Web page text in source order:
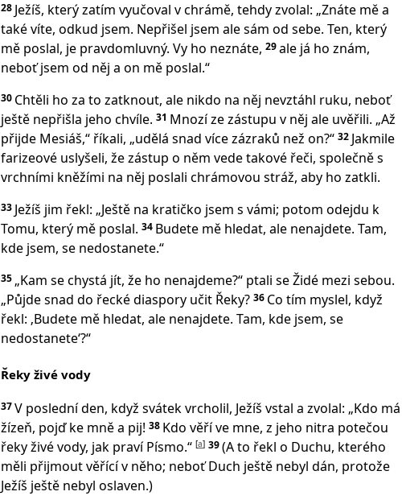
28 Ježíš, který zatím vyučoval v chrámě, tehdy zvolal: „Znáte mě a
také víte, odkud jsem. Nepřišel jsem ale sám od sebe. Ten, který
mě poslal, je pravdomluvný. Vy ho neznáte, 29ale já ho znám,
neboť jsem od něj a on mě poslal.“
30 Chtěli ho za to zatknout, ale nikdo na něj nevztáhl ruku, neboť
ještě nepřišla jeho chvíle. 31 Mnozí ze zástupu v něj ale uvěřili. „Až
přijde Mesiáš,“ říkali, „udělá snad více zázraků než on?“ 32 Jakmile
farizeové uslyšeli, že zástup o něm vede takové řeči, společně s
vrchními kněžími na něj poslali chrámovou stráž, aby ho zatkli.
33 Ježíš jim řekl: „Ještě na kratičko jsem s vámi; potom odejdu k
Tomu, který mě poslal. 34 Budete mě hledat, ale nenajdete. Tam,
kde jsem, se nedostanete.“
35 „Kam se chystá jít, že ho nenajdeme?“ ptali se Židé mezi sebou.
„Půjde snad do řecké diaspory učit Řeky? 36 Co tím myslel, když
řekl: ‚Budete mě hledat, ale nenajdete. Tam, kde jsem, se
nedostanete‘?“
Řeky živé vody
37V poslední den, když svátek vrcholil, Ježíš vstal a zvolal: „Kdo má
žízeň, pojď ke mně a pij! 38 Kdo věří ve mne, z jeho nitra potečou
řeky živé vody, jak praví Písmo.“ [a] 39(A to řekl o Duchu, kterého
měli přijmout věřící v něho; neboť Duch ještě nebyl dán, protože
Ježíš ještě nebyl oslaven.)